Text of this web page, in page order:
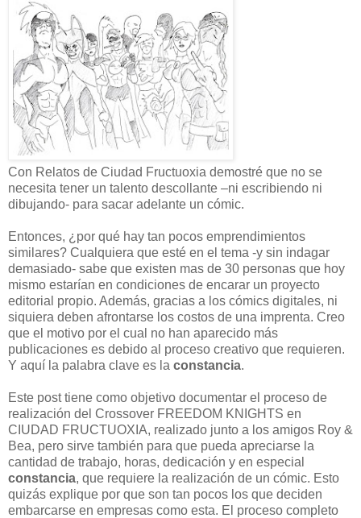
Con Relatos de Ciudad Fructuoxia demostré que no se
necesita tener un talento descollante –ni escribiendo ni
dibujando- para sacar adelante un cómic.
Entonces, ¿por qué hay tan pocos emprendimientos
similares? Cualquiera que esté en el tema -y sin indagar
demasiado- sabe que existen mas de 30 personas que hoy
mismo estarían en condiciones de encarar un proyecto
editorial propio. Además, gracias a los cómics digitales, ni
siquiera deben afrontarse los costos de una imprenta. Creo
que el motivo por el cual no han aparecido más
publicaciones es debido al proceso creativo que requieren.
Y aquí la palabra clave es la constancia.
Este post tiene como objetivo documentar el proceso de
realización del Crossover FREEDOM KNIGHTS en
CIUDAD FRUCTUOXIA, realizado junto a los amigos Roy &
Bea, pero sirve también para que pueda apreciarse la
cantidad de trabajo, horas, dedicación y en especial
constancia, que requiere la realización de un cómic. Esto
quizás explique por que son tan pocos los que deciden
embarcarse en empresas como esta. El proceso completo